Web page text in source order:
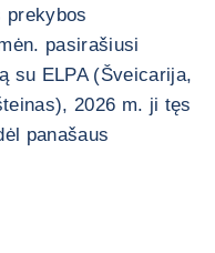
prekybos
pasirašiusi
su ELPA (Šveicarija,
2026 m. ji tęs
panašaus